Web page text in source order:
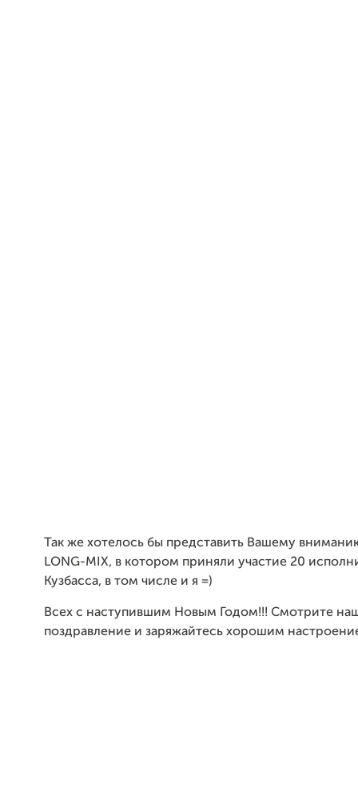
Так же хотелось бы представить Вашему
LONG-MIX, в котором приняли участие 20
Кузбасса, в том числе и я =)
Всех с наступившим Новым Годом!!! Смотрите
поздравление и заряжайтесь хорошим